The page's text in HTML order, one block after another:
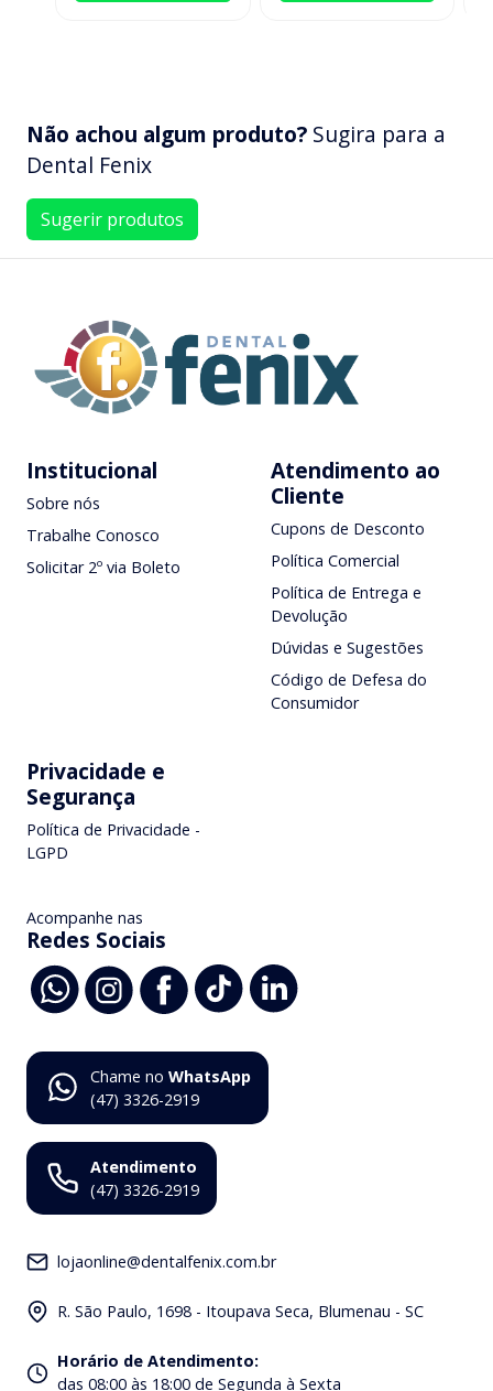
Não achou algum produto? Sugira para a
Dental Fenix
Sugerir produtos
Institucional
Sobre nós
Trabalhe Conosco
Solicitar 2º via Boleto
Atendimento ao
Cliente
Cupons de Desconto
Política Comercial
Política de Entrega e
Devolução
Dúvidas e Sugestões
Código de Defesa do
Consumidor
Privacidade e
Segurança
Política de Privacidade -
LGPD
Acompanhe nas
Redes Sociais
Chame no WhatsApp
(47) 3326-2919
Atendimento
(47) 3326-2919
lojaonline@dentalfenix.com.br
R. São Paulo, 1698 - Itoupava Seca, Blumenau - SC
Horário de Atendimento:
das 08:00 às 18:00 de Segunda à Sexta